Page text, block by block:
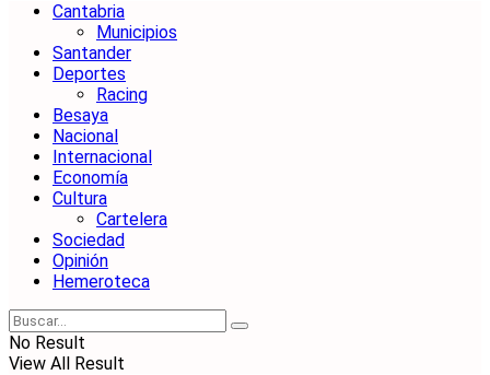
Cantabria
Municipios
Santander
Deportes
Racing
Besaya
Nacional
Internacional
Economía
Cultura
Cartelera
Sociedad
Opinión
Hemeroteca
No Result
View All Result